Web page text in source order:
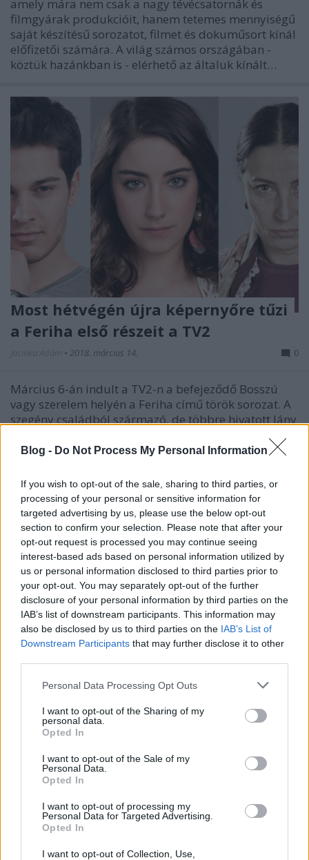
Blog - Do Not Process My Personal Information
If you wish to opt-out of the sale, sharing to third parties, or
processing of your personal or sensitive information for
targeted advertising by us, please use the below opt-out
section to confirm your selection. Please note that after your
opt-out request is processed you may continue seeing
interest-based ads based on personal information utilized by
us or personal information disclosed to third parties prior to
your opt-out. You may separately opt-out of the further
disclosure of your personal information by third parties on the
IAB’s list of downstream participants. This information may
also be disclosed by us to third parties on the IAB’s List of
Downstream Participants that may further disclose it to other
Please note that this website/app uses one or more Google
not limited to your visit or usage behaviour. You may click to
grant or deny consent to Google and its third-party tags to
use your data for below specified purposes in below Google
consent section.
Personal Data Processing Opt Outs
I want to opt-out of the Sharing of my
personal data.
Opted In
I want to opt-out of the Sale of my
Personal Data.
Opted In
I want to opt-out of processing my
Personal Data for Targeted Advertising.
Opted In
I want to opt-out of Collection, Use,
amely mára nem csak a nagy tévécsatornák és
filmgyárak produkcióit, hanem tetemes mennyiségű
saját készítésű sorozatot, filmet és dokuműsort kínál
előfizetői számára. A világ számos országában -
köztük hazánkban is - elérhető az általuk kínált…
Most hétvégén újra képernyőre tűzi
a Feriha első részeit a TV2
• 2018. március 14. 0
Március 6-án indult a TV2-n a befejeződő Bosszú
vagy szerelem helyén a Feriha című török sorozat. A
szegény családból származó, de többre hivatott lány
követhetik figyelemmel a nézők, ugyanis a tévéadó
Azok…
10 érdekesség, amit a Feriha című
Jasinka Ádám•2018. március 05.
Március 6-án egy újabb török sorozat debütál a TV2
képernyőjén. A Feriha egy olyan lány történetét
meséli el, aki megpróbál tenni sorsa ellen, kitörni a
szegénység fojtogató szorításából. Minden erejével